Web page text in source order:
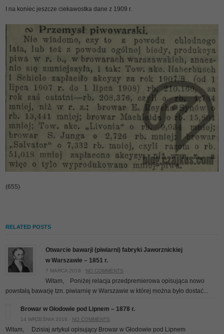
I na koniec jeszcze ciekawostka dane z 1909 r.
(655)
RELATED POSTS
Otwarcie bawarji (piwiarni) fabryki Jaworznickiej
w Warszawie – 1851 r.
7 MARCA 2018 · NO COMMENTS
Witam, Poniżej relacja przedpremierowa opisująca nowo
powstałą bawarję tzn. piwiarnię w Warszawie w której można było dostać...
Browar w Głodowie pod Lipnem – 1878 r.
14 WRZEŚNIA 2016 · NO COMMENTS
Witam, Dzisiaj artykuł opisujący Browar w Głodowie pod Lipnem